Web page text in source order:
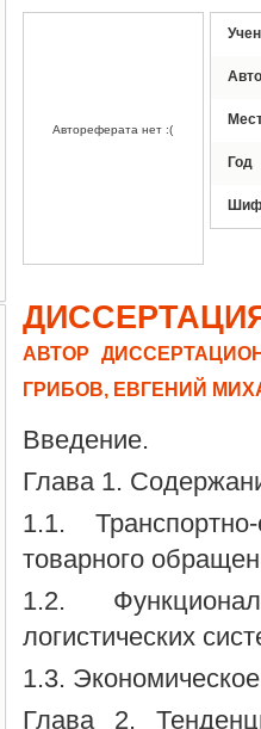
Автореферата нет :(
Год
АВТОР
ГРИБОВ, ЕВГЕНИЙ
Введение.
Глава 1.
1.1.
товарного
1.2.
логистических
1.3.
Глава 2.